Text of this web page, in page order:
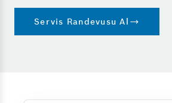
Servis Randevusu Al